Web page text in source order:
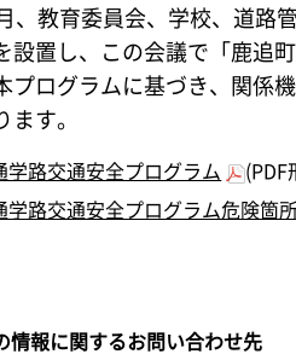
、教育委員会、学校、道路
設置し、この会議で「鹿追
プログラムに基づき、関係
す。
学路交通安全プログラム
(PDF
学路交通安全プログラム危険箇
情報に関するお問い合わせ先